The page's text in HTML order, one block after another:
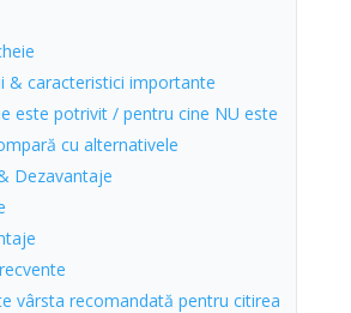
& caracteristici importante
este potrivit / pentru cine NU este
cu alternativele
Dezavantaje
vârsta recomandată pentru citirea